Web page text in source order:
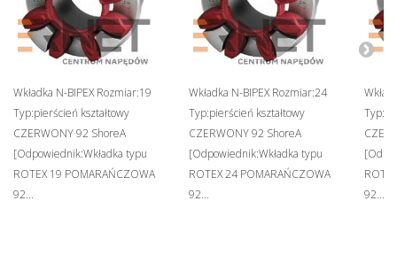
Wkładka N-BIPEX Rozmiar:19
Typ:pierścień kształtowy
CZERWONY 92 ShoreA
[Odpowiednik:Wkładka typu
ROTEX 19 POMARAŃCZOWA
92...
Wkładka N-BIPEX Rozmiar:24
Typ:pierścień kształtowy
CZERWONY 92 ShoreA
[Odpowiednik:Wkładka typu
ROTEX 24 POMARAŃCZOWA
92...
92...